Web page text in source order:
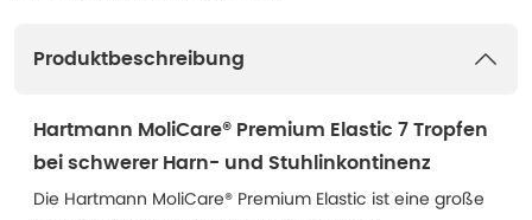
Produktbeschreibung
Hartmann MoliCare® Premium Elastic 7 Tropfen
bei schwerer Harn- und Stuhlinkontinenz
Die Hartmann MoliCare® Premium Elastic ist eine große